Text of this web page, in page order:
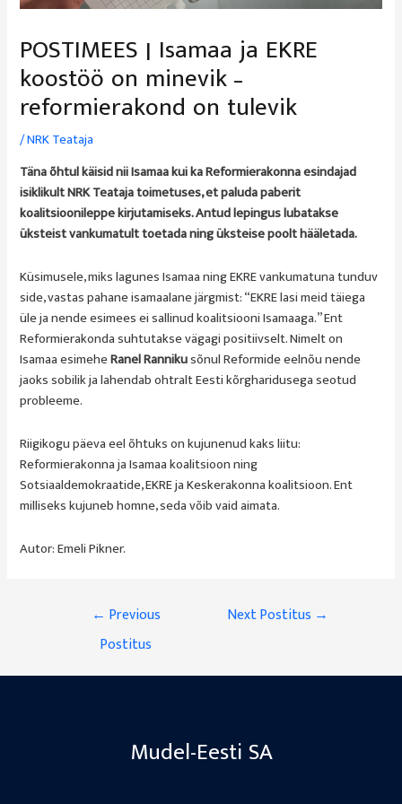
POSTIMEES | Isamaa ja EKRE
koostöö on minevik –
reformierakond on tulevik
/NRK Teataja
Täna õhtul käisid nii Isamaa kui ka Reformierakonna esindajad
isiklikult NRK Teataja toimetuses, et paluda paberit
koalitsioonileppe kirjutamiseks. Antud lepingus lubatakse
üksteist vankumatult toetada ning üksteise poolt hääletada.
Küsimusele, miks lagunes Isamaa ning EKRE vankumatuna tunduv
side, vastas pahane isamaalane järgmist: “EKRE lasi meid täiega
üle ja nende esimees ei sallinud koalitsiooni Isamaaga.” Ent
Reformierakonda suhtutakse vägagi positiivselt. Nimelt on
Isamaa esimeheRanel Rannikusõnul Reformide eelnõu nende
jaoks sobilik ja lahendab ohtralt Eesti kõrgharidusega seotud
probleeme.
Riigikogu päeva eel õhtuks on kujunenud kaks liitu:
Reformierakonna ja Isamaa koalitsioon ning
Sotsiaaldemokraatide, EKRE ja Keskerakonna koalitsioon. Ent
milliseks kujuneb homne, seda võib vaid aimata.
Autor: Emeli Pikner.
Navigeerimine
← Previous
Postitus
Next Postitus →
Mudel-Eesti SA